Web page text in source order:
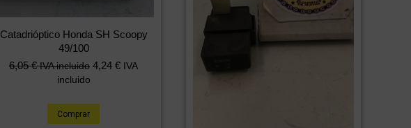
Catadrióptico Honda SH Scoopy
49/100
6,05€ IVA incluido 4,24 € IVA
incluido
Comprar